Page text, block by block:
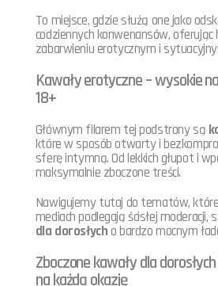
To miejsce, gdzie służą one jako
codziennych konwenansów,
zabarwieniu erotycznym i
Kawały erotyczne – wysokie
18+
Głównym filarem tej podstrony są
które w sposób otwarty i
sferę intymną. Od lekkich głupot i
maksymalnie zboczone treści.
Nawigujemy tutaj do tematów,
mediach podlegają ścisłej moderacji,
dla dorosłycho bardzo mocnym
Zboczone kawały dla
na każdą okazję